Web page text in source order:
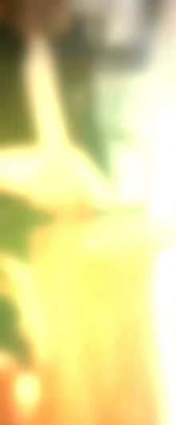
TORNAR
ELS PASTISSOS
St Honoré
La Guia Culinària d'A.
Charlotte de pa de
ecològica
La Guia Culinària d'A.
1117